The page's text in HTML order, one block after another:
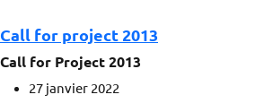
Call for project 2013
Call for Project 2013
27 janvier 2022